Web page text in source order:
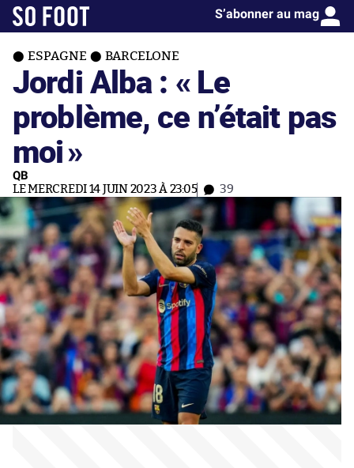
S’abonner au mag
ESPAGNE BARCELONE
Jordi Alba : « Le
problème, ce n’était pas
moi»
QB
LE MERCREDI 14 JUIN 2023 À 23:05 39